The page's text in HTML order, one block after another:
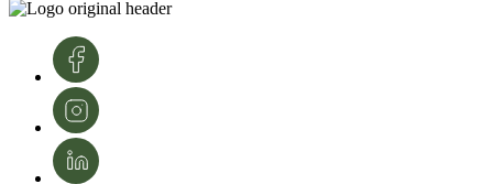
conhecimento e tecnologias. A sua experiência é fundamental para o
agricultura em Portugal.
Créditos de imagens: InnovPlantProtect – Inês Ferreira